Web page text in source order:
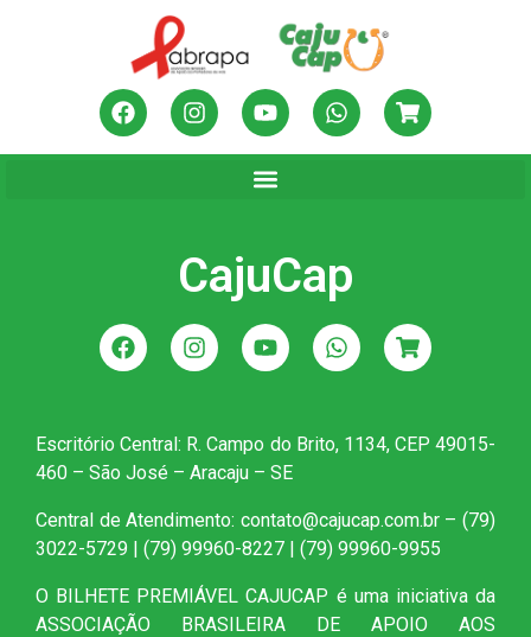
CajuCap
Escritório Central: R. Campo do Brito, 1134, CEP 49015-
460 – São José – Aracaju – SE
Central de Atendimento: contato@cajucap.com.br – (79)
3022-5729 | (79) 99960-8227 | (79) 99960-9955
O BILHETE PREMIÁVEL CAJUCAP é uma iniciativa da
ASSOCIAÇÃO BRASILEIRA DE APOIO AOS